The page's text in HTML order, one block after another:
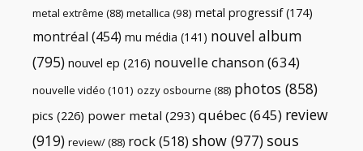
metal extrême (88) metallica (98) metal progressif(174)
montréal (454) mu média (141) nouvel album
(795) nouvel ep (216) nouvelle chanson(634)
nouvelle vidéo (101) ozzy osbourne (88) photos (858)
pics (226) power metal (293) québec(645) review
(919) review/(88) rock(518) show (977) sous